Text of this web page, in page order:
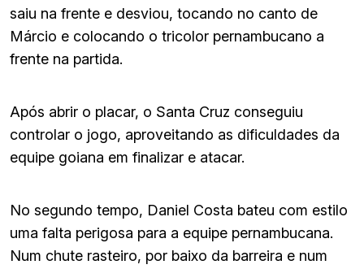
saiu na frente e desviou, tocando no canto de
Márcio e colocando o tricolor pernambucano a
frente na partida.
Após abrir o placar, o Santa Cruz conseguiu
controlar o jogo, aproveitando as dificuldades da
equipe goiana em finalizar e atacar.
No segundo tempo, Daniel Costa bateu com estilo
uma falta perigosa para a equipe pernambucana.
Num chute rasteiro, por baixo da barreira e num